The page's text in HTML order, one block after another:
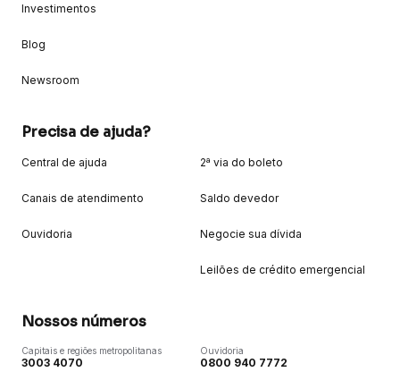
Investimentos
Blog
Newsroom
Precisa de ajuda?
Central de ajuda
Canais de atendimento
Ouvidoria
2ª via do boleto
Saldo devedor
Negocie sua dívida
Leilões de crédito emergencial
Nossos números
Capitais e regiões metropolitanas
3003 4070
Ouvidoria
0800 940 7772